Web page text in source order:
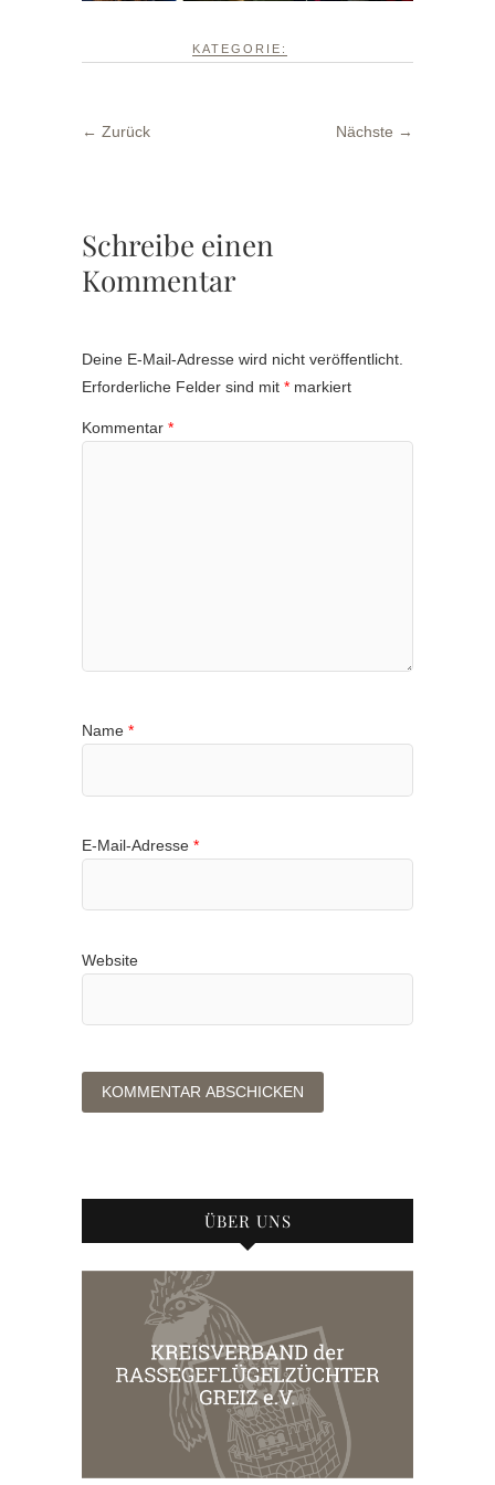
KATEGORIE:
← Zurück Nächste →
Schreibe einen
Kommentar
Deine E-Mail-Adresse wird nicht veröffentlicht.
Erforderliche Felder sind mit * markiert
Kommentar *
Name *
E-Mail-Adresse *
Website
ÜBER UNS